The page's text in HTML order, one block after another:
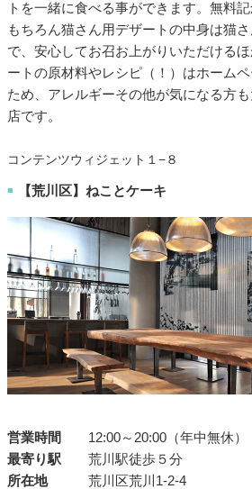
トを一緒に食べる事ができます。無料
もちろん猫さん用デザートの中身は猫
で、安心してお召お上がりいただける
ートの原材料やレシピ（！）はホーム
ため、アレルギーその他が気になる方
店です。
コンテンツウィジェット１−８
■ 【荒川区】ねことケーキ
営業時間
12:00～20:00（年中無休）
最寄り駅 荒川駅徒歩５分
所在地荒川区荒川1-2-4